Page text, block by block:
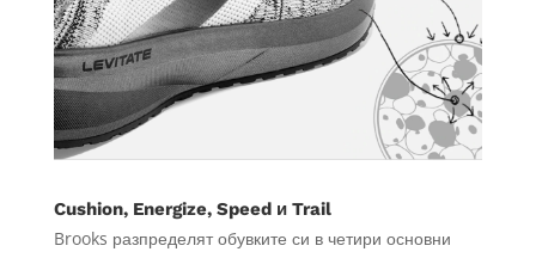
Cushion, Energize, Speed и Trail
Brooks разпределят обувките си в четири основни